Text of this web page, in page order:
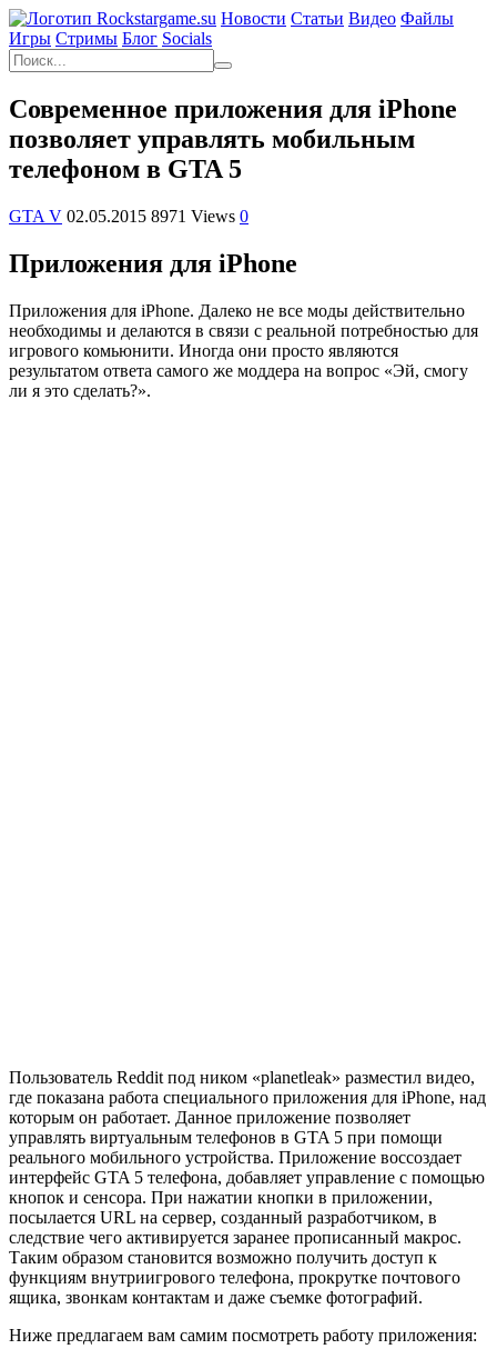
Новости Статьи Видео Файлы
Игры Cтримы Блог Socials
Современное приложения для iPhone
позволяет управлять мобильным
телефоном в GTA 5
GTA V 02.05.2015 8971 Views 0
Приложения для iPhone
Приложения для iPhone. Далеко не все моды действительно
необходимы и делаются в связи с реальной потребностью для
игрового комьюнити. Иногда они просто являются
результатом ответа самого же моддера на вопрос «Эй, смогу
ли я это сделать?».
Пользователь Reddit под ником «planetleak» разместил видео,
где показана работа специального приложения для iPhone, над
которым он работает. Данное приложение позволяет
управлять виртуальным телефонов в GTA 5 при помощи
реального мобильного устройства. Приложение воссоздает
интерфейс GTA 5 телефона, добавляет управление с помощью
кнопок и сенсора. При нажатии кнопки в приложении,
посылается URL на сервер, созданный разработчиком, в
следствие чего активируется заранее прописанный макрос.
Таким образом становится возможно получить доступ к
функциям внутриигрового телефона, прокрутке почтового
ящика, звонкам контактам и даже съемке фотографий.
Ниже предлагаем вам самим посмотреть работу приложения: